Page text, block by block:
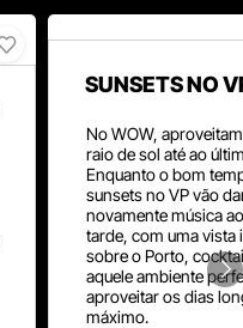
SUNSETS NO
No WOW,
raio de sol até ao
Enquanto o bom
sunsets no VP vão
novamente música
tarde, com uma vista
sobre o Porto,
aquele ambiente
aproveitar os dias
máximo.